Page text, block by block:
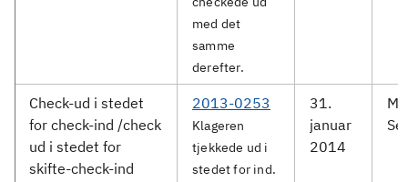
med det
samme
derefter.
Check-ud i stedet
for check-ind /check
ud i stedet for
skifte-check-ind
2013-0253
Klageren
tjekkede ud i
stedet for ind.
31.
januar
2014